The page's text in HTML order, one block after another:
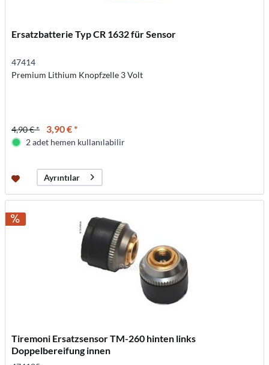
Ersatzbatterie Typ CR 1632 für Sensor
47414
Premium Lithium Knopfzelle 3 Volt
4,90 € * 3,90 € *
2 adet hemen kullanılabilir
Ayrıntılar
Tiremoni Ersatzsensor TM-260 hinten links
Doppelbereifung innen